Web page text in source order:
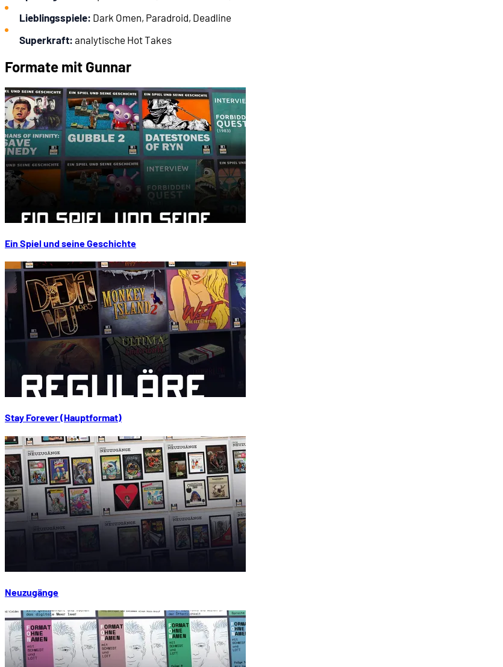
Lieblingsspiele: Dark Omen, Paradroid, Deadline
Superkraft: analytische Hot Takes
Formate mit Gunnar
Ein Spiel und seine Geschichte
Stay Forever (Hauptformat)
Neuzugänge